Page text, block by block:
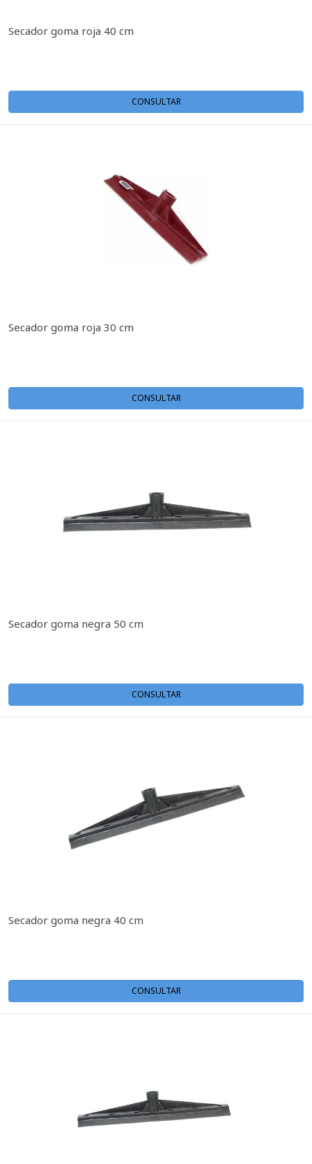
Secador goma roja 40 cm
CONSULTAR
Secador goma roja 30 cm
CONSULTAR
Secador goma negra 50 cm
CONSULTAR
Secador goma negra 40 cm
CONSULTAR